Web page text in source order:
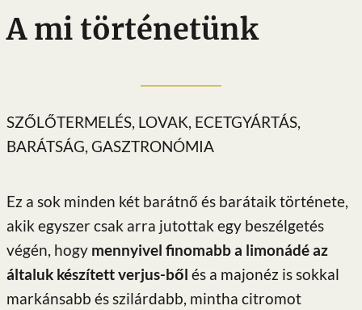
A mi történetünk
SZŐLŐTERMELÉS, LOVAK, ECETGYÁRTÁS,
BARÁTSÁG, GASZTRONÓMIA
Ez a sok minden két barátnő és barátaik története,
akik egyszer csak arra jutottak egy beszélgetés
végén, hogy mennyivel finomabb a limonádé az
általuk készített verjus-ből és a majonéz is sokkal
markánsabb és szilárdabb, mintha citromot